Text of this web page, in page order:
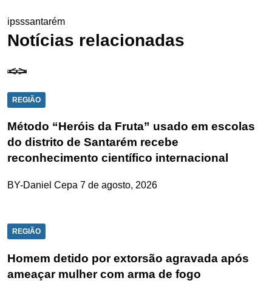
ipsssantarém
Notícias relacionadas
REGIÃO
Método “Heróis da Fruta” usado em escolas
do distrito de Santarém recebe
reconhecimento científico internacional
BY-Daniel Cepa 7 de agosto, 2026
REGIÃO
Homem detido por extorsão agravada após
ameaçar mulher com arma de fogo